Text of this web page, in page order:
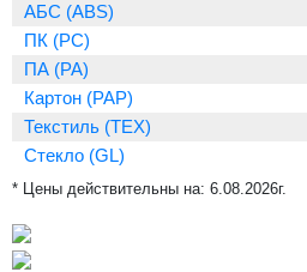
АБС (ABS)
ПК (PC)
ПА (PA)
Картон (PAP)
Текстиль (TEX)
Стекло (GL)
* Цены действительны на: 6.08.2026г.